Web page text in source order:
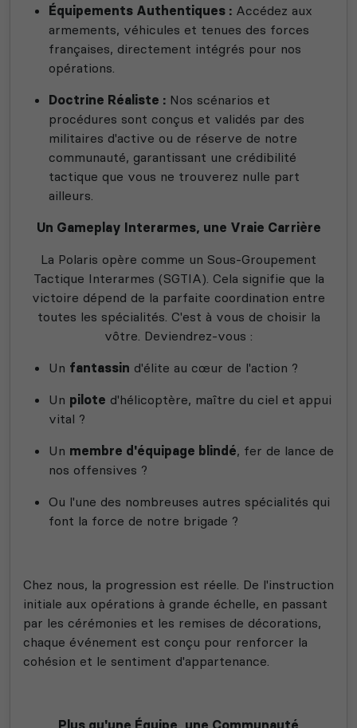
Équipements Authentiques : Accédez aux
armements, véhicules et tenues des forces
françaises, directement intégrés pour nos
opérations.
Doctrine Réaliste : Nos scénarios et
procédures sont conçus et validés par des
militaires d'active ou de réserve de notre
communauté, garantissant une crédibilité
tactique que vous ne trouverez nulle part
ailleurs.
Un Gameplay Interarmes, une Vraie Carrière
La Polaris opère comme un Sous-Groupement
Tactique Interarmes (SGTIA). Cela signifie que la
victoire dépend de la parfaite coordination entre
toutes les spécialités. C'est à vous de choisir la
vôtre. Deviendrez-vous :
Un fantassin d'élite au cœur de l'action ?
Un pilote d'hélicoptère, maître du ciel et appui
vital ?
Un membre d'équipage blindé, fer de lance de
nos offensives ?
Ou l'une des nombreuses autres spécialités qui
font la force de notre brigade ?
Chez nous, la progression est réelle. De l'instruction
initiale aux opérations à grande échelle, en passant
par les cérémonies et les remises de décorations,
chaque événement est conçu pour renforcer la
cohésion et le sentiment d'appartenance.